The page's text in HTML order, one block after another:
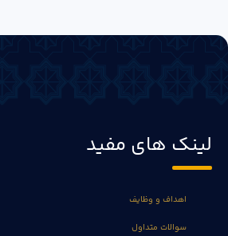
لینک های مفید
اهداف و وظایف
سوالات متداول